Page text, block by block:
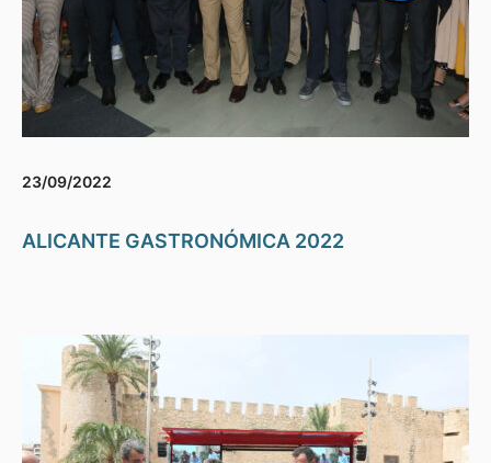
23/09/2022
ALICANTE GASTRONÓMICA 2022